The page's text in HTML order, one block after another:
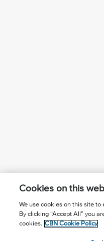
¿Conoces a Jesús?
Seguir Mundo Cristiano
Cookies on this
We use cookies on this site to
By clicking “Accept All” you
cookies. CBN Cookie Policy